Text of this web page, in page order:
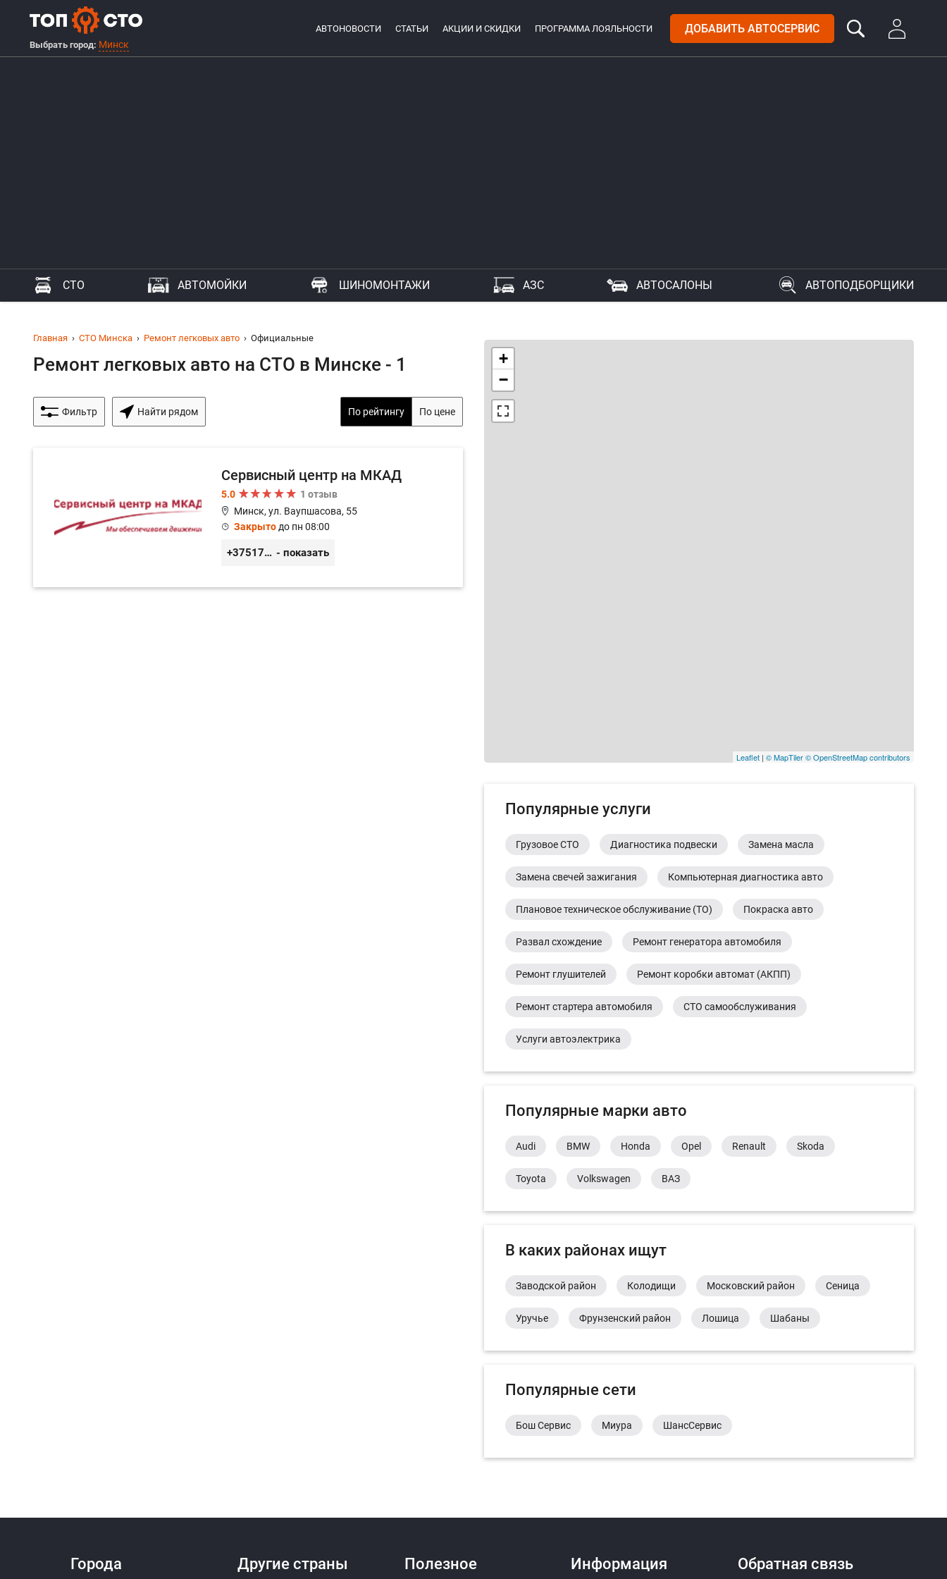
Выбрать город: Минск
АВТОНОВОСТИ СТАТЬИ АКЦИИ И СКИДКИ ПРОГРАММА ЛОЯЛЬНОСТИ ДОБАВИТЬ АВТОСЕРВИС
СТО АВТОМОЙКИ ШИНОМОНТАЖИ АЗС АВТОСАЛОНЫ АВТОПОДБОРЩИКИ
Главная СТО Минска Ремонт легковых авто Официальные
Ремонт легковых авто на СТО в Минске - 1
Фильтр Найти рядом По рейтингу По цене
Сервисный центр на МКАД
5.0
1 отзыв
Минск, ул. Ваупшасова, 55
Закрытодо пн 08:00
+375173613000 - показать
+
−
Leaflet | © MapTiler© OpenStreetMap contributors
Популярные услуги
Грузовое СТО Диагностика подвески Замена масла
Замена свечей зажигания Компьютерная диагностика авто
Плановое техническое обслуживание (ТО) Покраска авто
Развал схождение Ремонт генератора автомобиля
Ремонт глушителей Ремонт коробки автомат (АКПП)
Ремонт стартера автомобиля СТО самообслуживания
Услуги автоэлектрика
Популярные марки авто
Audi BMW Honda Opel Renault Skoda
Toyota Volkswagen ВАЗ
В каких районах ищут
Заводской район Колодищи Московский район Сеница
Уручье Фрунзенский район Лошица Шабаны
Популярные сети
Бош Сервис Миура ШансСервис
Города Другие страны Полезное Информация Обратная связь